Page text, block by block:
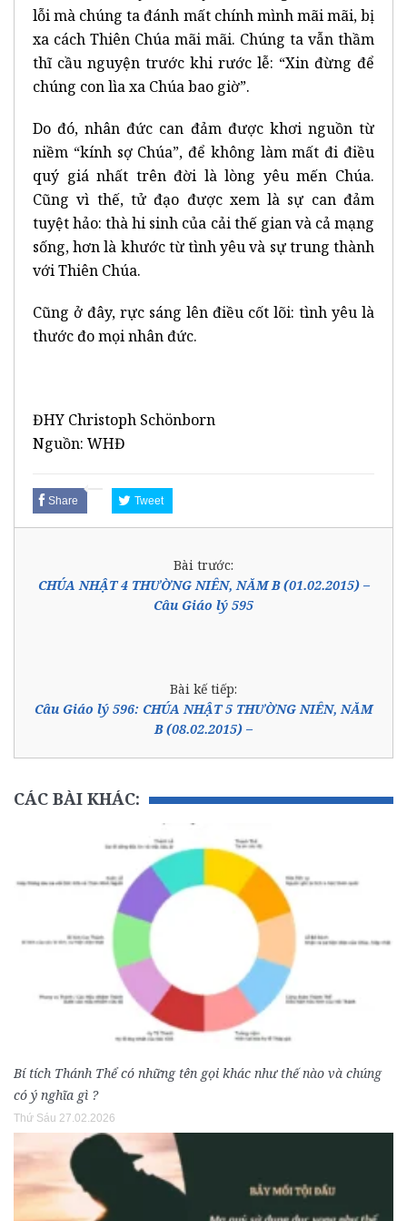
lỗi mà chúng ta đánh mất chính mình mãi mãi, bị
xa cách Thiên Chúa mãi mãi. Chúng ta vẫn thầm
thĩ cầu nguyện trước khi rước lễ: “Xin đừng để
chúng con lìa xa Chúa bao giờ”.
Do đó, nhân đức can đảm được khơi nguồn từ
niềm “kính sợ Chúa”, để không làm mất đi điều
quý giá nhất trên đời là lòng yêu mến Chúa.
Cũng vì thế, tử đạo được xem là sự can đảm
tuyệt hảo: thà hi sinh của cải thế gian và cả mạng
sống, hơn là khước từ tình yêu và sự trung thành
với Thiên Chúa.
Cũng ở đây, rực sáng lên điều cốt lõi: tình yêu là
thước đo mọi nhân đức.
ĐHY Christoph Schönborn
Nguồn: WHĐ
Share Tweet
Bài trước:
CHÚA NHẬT 4 THƯỜNG NIÊN, NĂM B (01.02.2015) –
Câu Giáo lý 595
Bài kế tiếp:
Câu Giáo lý 596: CHÚA NHẬT 5 THƯỜNG NIÊN, NĂM
B (08.02.2015) –
CÁC BÀI KHÁC:
Bí tích Thánh Thể có những tên gọi khác như thế nào và chúng
có ý nghĩa gì ?
Thứ Sáu 27.02.2026